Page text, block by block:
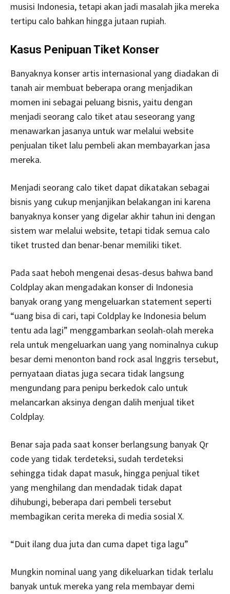
musisi Indonesia, tetapi akan jadi masalah jika mereka
tertipu calo bahkan hingga jutaan rupiah.
Kasus Penipuan Tiket Konser
Banyaknya konser artis internasional yang diadakan di
tanah air membuat beberapa orang menjadikan
momen ini sebagai peluang bisnis, yaitu dengan
menjadi seorang calo tiket atau seseorang yang
menawarkan jasanya untuk war melalui website
penjualan tiket lalu pembeli akan membayarkan jasa
mereka.
Menjadi seorang calo tiket dapat dikatakan sebagai
bisnis yang cukup menjanjikan belakangan ini karena
banyaknya konser yang digelar akhir tahun ini dengan
sistem war melalui website, tetapi tidak semua calo
tiket trusted dan benar-benar memiliki tiket.
Pada saat heboh mengenai desas-desus bahwa band
Coldplay akan mengadakan konser di Indonesia
banyak orang yang mengeluarkan statement seperti
“uang bisa di cari, tapi Coldplay ke Indonesia belum
tentu ada lagi” menggambarkan seolah-olah mereka
rela untuk mengeluarkan uang yang nominalnya cukup
besar demi menonton band rock asal Inggris tersebut,
pernyataan diatas juga secara tidak langsung
mengundang para penipu berkedok calo untuk
melancarkan aksinya dengan dalih menjual tiket
Coldplay.
Benar saja pada saat konser berlangsung banyak Qr
code yang tidak terdeteksi, sudah terdeteksi
sehingga tidak dapat masuk, hingga penjual tiket
yang menghilang dan mendadak tidak dapat
dihubungi, beberapa dari pembeli tersebut
membagikan cerita mereka di media sosial X.
“Duit ilang dua juta dan cuma dapet tiga lagu”
Mungkin nominal uang yang dikeluarkan tidak terlalu
banyak untuk mereka yang rela membayar demi